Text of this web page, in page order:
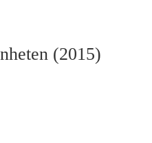
(2015)